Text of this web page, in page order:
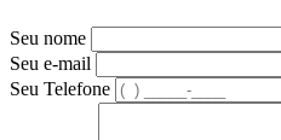
Seu nome
Seu e-mail
Seu Telefone